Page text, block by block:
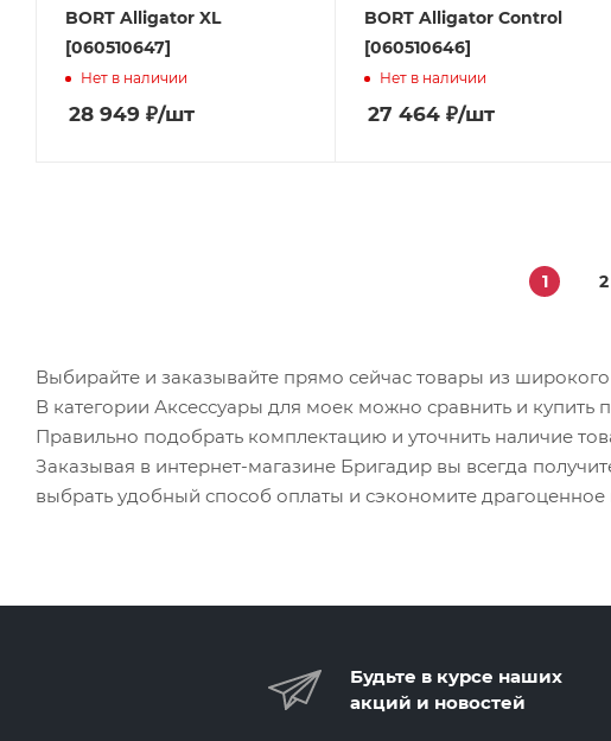
BORT Alligator XL
[060510647]
Нет в наличии
28 949 ₽/шт
BORT Alligator Control
[060510646]
Нет в наличии
27 464₽/шт
1 2
Выбирайте и заказывайте прямо сейчас товары из
В категории Аксессуары для моек можно сравнить и купить
Правильно подобрать комплектацию и уточнить наличие
Заказывая в интернет-магазине Бригадир вы всегда
выбрать удобный способ оплаты и сэкономите драгоценное
Будьте в курсе наших
акций и новостей